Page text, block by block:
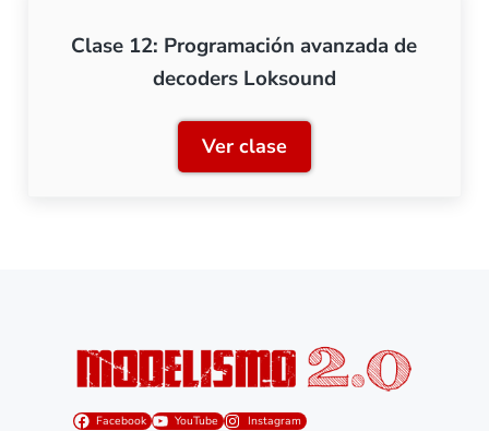
Clase 12: Programación avanzada de
decoders Loksound
Ver claseClase 12: Programación
Facebook YouTube Instagram